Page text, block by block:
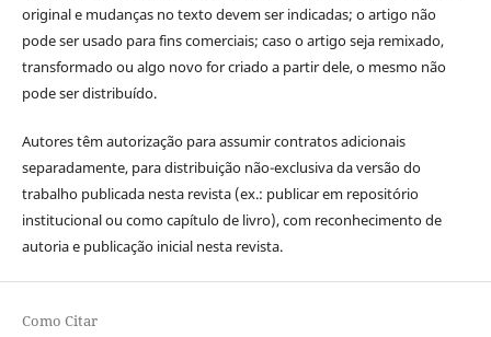
original e mudanças no texto devem ser indicadas; o artigo não
pode ser usado para fins comerciais; caso o artigo seja remixado,
transformado ou algo novo for criado a partir dele, o mesmo não
pode ser distribuído.
Autores têm autorização para assumir contratos adicionais
separadamente, para distribuição não-exclusiva da versão do
trabalho publicada nesta revista (ex.: publicar em repositório
institucional ou como capítulo de livro), com reconhecimento de
autoria e publicação inicial nesta revista.
Como Citar